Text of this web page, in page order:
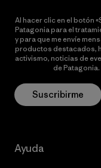
Al hacer clic en el botón
Patagonia para el
y para que me envíe
productos destacados,
activismo, noticias de
de Patagonia.
Suscribirme
Ayuda